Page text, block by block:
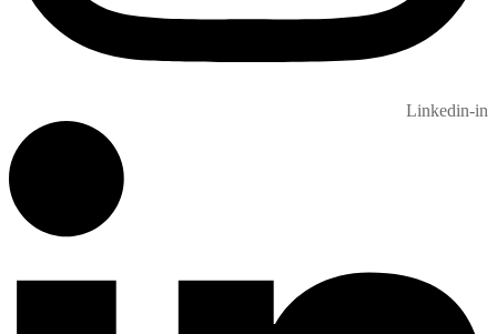
Linkedin-in